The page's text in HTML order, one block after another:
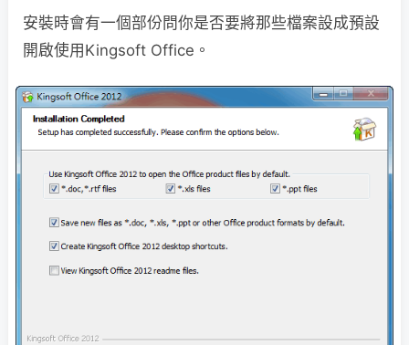
安裝時會有一個部份問你是否要將那些檔案設成預設
開啟使用Kingsoft Office。